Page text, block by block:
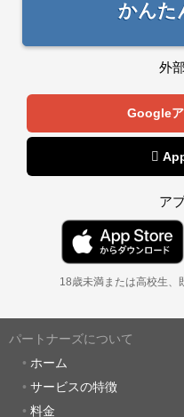
かんた
外
Google

ア
18歳未満または高校生、
パートナーズについて
ホーム
サービスの特徴
料金